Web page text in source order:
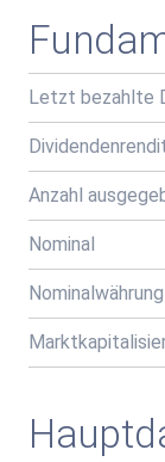
Letzt bezahlte
Anzahl
Nominal
Nominalwährung